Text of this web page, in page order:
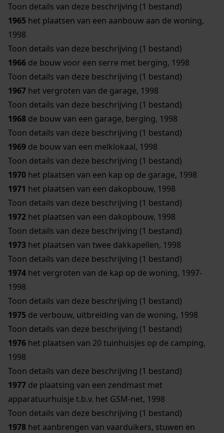
Toon details van deze beschrijving (1 bestand)
1965 het plaatsen van een aanbouw aan de woning,
1998
Toon details van deze beschrijving (1 bestand)
1966 de bouw voor een serre met berging, 1998
Toon details van deze beschrijving (1 bestand)
1967 het vergroten van de garage, 1998
Toon details van deze beschrijving (1 bestand)
1968 de bouw van een garage, berging, 1998
Toon details van deze beschrijving (1 bestand)
1969 de bouw van een melklokaal, 1998
Toon details van deze beschrijving (1 bestand)
1970 het plaatsen van een kap op de garage, 1998
1971 het plaatsen van een dakopbouw, 1998
Toon details van deze beschrijving (1 bestand)
1972 het plaatsen van een dakopbouw, 1998
Toon details van deze beschrijving (1 bestand)
1973 het plaatsen van twee dakkapellen, 1998
Toon details van deze beschrijving (1 bestand)
1974 het vergroten van de kap op de woning, 1997-
1998
Toon details van deze beschrijving (1 bestand)
1975 de verbouw, uitbreiding van de woning, 1998
Toon details van deze beschrijving (1 bestand)
1976 het plaatsen van 20 tuinhuisjes op de camping,
1998
Toon details van deze beschrijving (1 bestand)
1977 de plaatsing van een zendmast met
apparatuurhuisje t.b.v. het GSM-net, 1998
Toon details van deze beschrijving (1 bestand)
1978 het aanbrengen van vaarduikers, stuwen en